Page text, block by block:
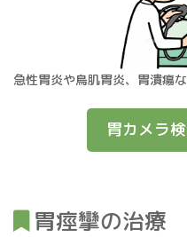
急性胃炎や鳥肌胃炎、胃潰瘍
胃カメラ
胃痙攣の治療